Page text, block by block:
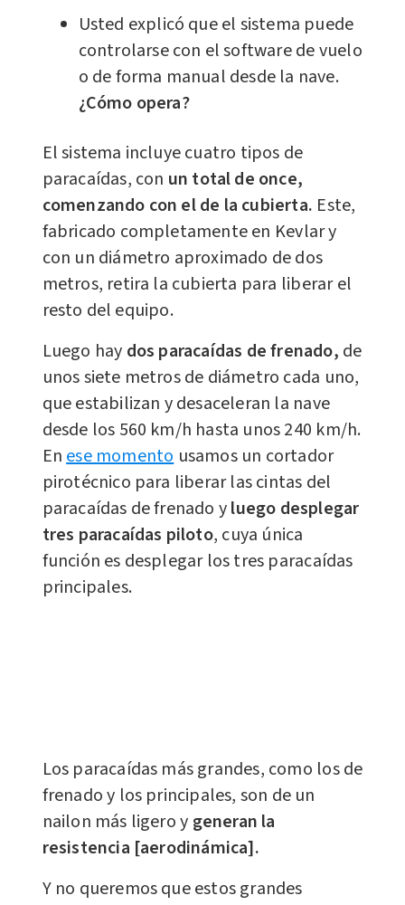
Usted explicó que el sistema puede
controlarse con el software de vuelo
o de forma manual desde la nave.
¿Cómo opera?
El sistema incluye cuatro tipos de
paracaídas, con un total de once,
comenzando con el de la cubierta. Este,
fabricado completamente en Kevlar y
con un diámetro aproximado de dos
metros, retira la cubierta para liberar el
resto del equipo.
Luego hay dos paracaídas de frenado, de
unos siete metros de diámetro cada uno,
que estabilizan y desaceleran la nave
desde los 560 km/h hasta unos 240 km/h.
En ese momento usamos un cortador
pirotécnico para liberar las cintas del
paracaídas de frenado yluego desplegar
tres paracaídas piloto, cuya única
función es desplegar los tres paracaídas
principales.
Los paracaídas más grandes, como los de
frenado y los principales, son de un
nailon más ligero y generan la
resistencia [aerodinámica].
Y no queremos que estos grandes